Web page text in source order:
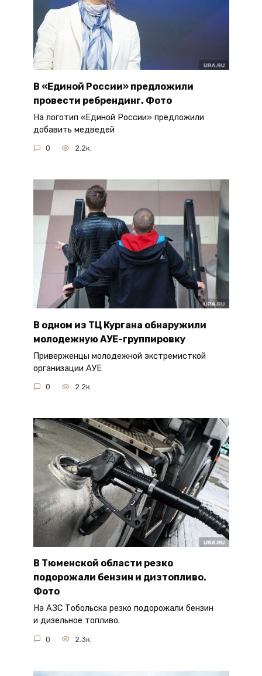
В «Единой России» предложили
провести ребрендинг. Фото
На логотип «Единой России» предложили
добавить медведей
0 2.2к.
В одном из ТЦ Кургана обнаружили
молодежную АУЕ-группировку
Приверженцы молодежной экстремисткой
организации АУЕ
0 2.2к.
В Тюменской области резко
подорожали бензин и дизтопливо.
Фото
На АЗС Тобольска резко подорожали бензин
и дизельное топливо.
0 2.3к.